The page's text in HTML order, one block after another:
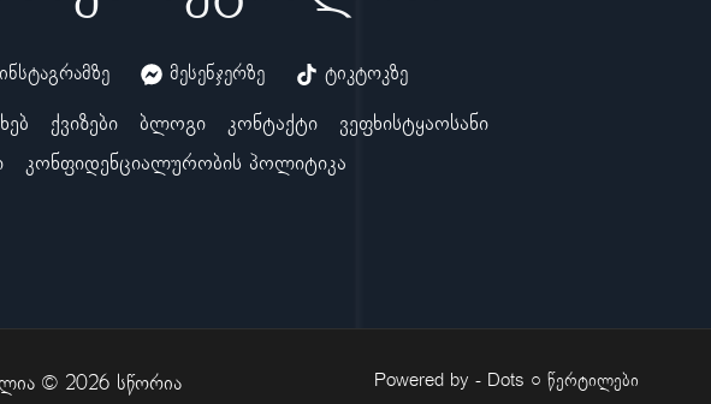
ინსტაგრამზე მესენჯერზე ტიკტოკზე
ქვიზები ბლოგი კონტაქტი
ვეფხისტყაოსანი
კონფიდენციალურობის პოლიტიკა
© 2026 სწორია Powered by - Dots ○ წერტილები